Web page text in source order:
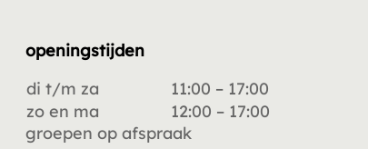
openingstijden
di t/m za
11:00 – 17:00
zo en ma
12:00 – 17:00
groepen op afspraak